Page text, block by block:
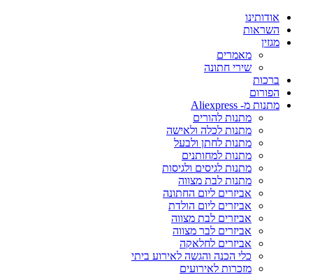
אודותינו
השראות
מגזין
מאמרים
שירי חתונה
ברכות
הפורום
מתנות מ- Aliexpress
מתנות להורים
מתנות לכלה ולאישה
מתנות לחתן ולבעל
מתנות למחותנים
מתנות לגיסים ולגיסות
מתנות לבת מצווה
אביזרים ליום החתונה
אביזרים ליום הולדת
אביזרים לבת מצווה
אביזרים לבר מצווה
אביזרים לחלאקה
כלי הכנה והגשה לאירוע ביתי
מזכרות לאירועים